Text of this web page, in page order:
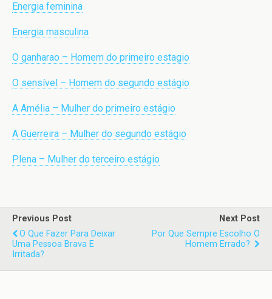
Energia feminina
Energia masculina
O ganharao – Homem do primeiro estagio
O sensível – Homem do segundo estágio
A Amélia – Mulher do primeiro estágio
A Guerreira – Mulher do segundo estágio
Plena – Mulher do terceiro estágio
Previous Post
O Que Fazer Para Deixar
Uma Pessoa Brava E
Irritada?
Next Post
Por Que Sempre Escolho O
Homem Errado?